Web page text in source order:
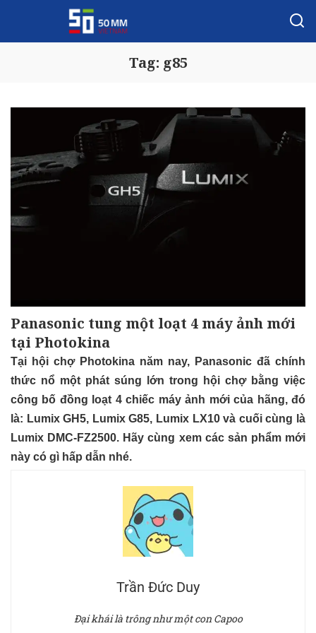
Tag: g85
Panasonic tung một loạt 4 máy ảnh mới
tại Photokina
Tại hội chợ Photokina năm nay, Panasonic đã chính
thức nổ một phát súng lớn trong hội chợ bằng việc
công bố đồng loạt 4 chiếc máy ảnh mới của hãng, đó
là: Lumix GH5, Lumix G85, Lumix LX10 và cuối cùng là
Lumix DMC-FZ2500. Hãy cùng xem các sản phẩm mới
này có gì hấp dẫn nhé.
Trần Đức Duy
Đại khái là trông như một con Capoo